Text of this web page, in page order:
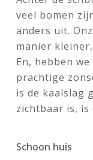
veel bomen
anders uit.
manier
En, hebben
prachtige
is de kaalslag
zichtbaar is, is
Schoon huis